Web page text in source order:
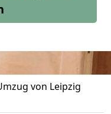
von Leipzig